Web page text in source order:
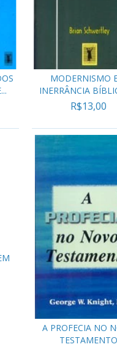
MODERNISMO
INERRÂNCIA
R$13,00
A PROFECIA NO
TESTAMENTO